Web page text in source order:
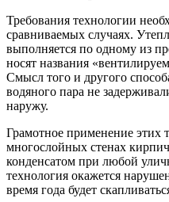
Требования технологии
сравниваемых случаях.
выполняется по одному из
носят названия
Смысл того и другого
водяного пара не
наружу.
Грамотное применение этих
многослойных стенах
конденсатом при любой
технология окажется
время года будет